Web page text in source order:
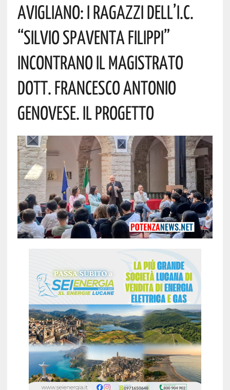
Avigliano: I Ragazzi Dell’I.C.
“Silvio Spaventa Filippi”
Incontrano Il Magistrato
Dott. Francesco Antonio
Genovese. Il Progetto